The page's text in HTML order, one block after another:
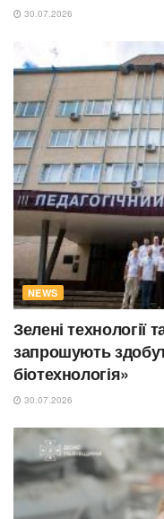
30.07.2026
NEWS
Зелені технології
запрошують
біотехнологія»
30.07.2026